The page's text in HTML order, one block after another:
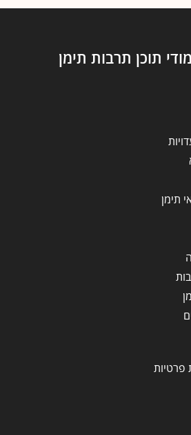
תוכן תרבות תימן
תימן
פרטיות